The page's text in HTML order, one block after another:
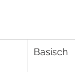
Basisch